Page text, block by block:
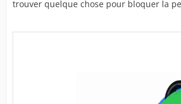
trouver quelque chose pour bloquer la